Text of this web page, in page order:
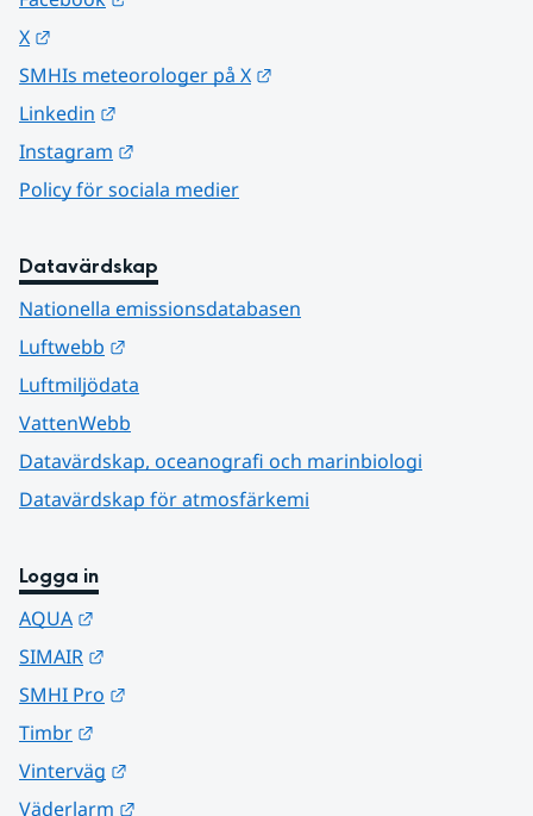
X
SMHIs meteorologer på X
Linkedin
Instagram
Policy för sociala medier
Datavärdskap
Nationella emissionsdatabasen
Luftwebb
Luftmiljödata
VattenWebb
Datavärdskap, oceanografi och marinbiologi
Datavärdskap för atmosfärkemi
Logga in
AQUA
SIMAIR
SMHI Pro
Timbr
Vinterväg
Väderlarm